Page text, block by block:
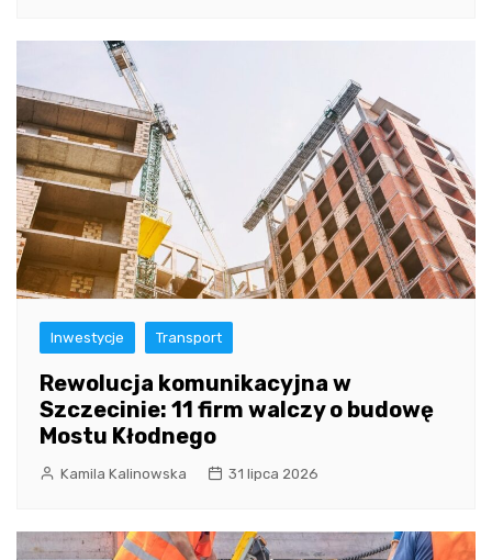
Inwestycje Transport
Rewolucja komunikacyjna w
Szczecinie: 11 firm walczy o budowę
Mostu Kłodnego
Kamila Kalinowska 31 lipca 2026